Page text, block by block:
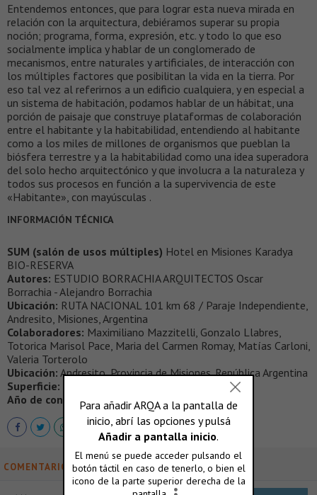
Entendemos entonces, que para lograr esta nueva mirada en
relación con la arquitectura, debiéramos superar su propia
noción; programa, forma, expresión, etc. y todo lo que eso
socialmente implica y hablar de un conglomerado de
mecanismos, entre naturales y artificiales, de interacción con
los múltiples factores que posibilitan la vida en la tierra. Por
eso tal vez al referirnos a un edificio cualquiera, y en especial a
un sistema de habitación, podamos hablar de un hábitat, una
porción de paisaje que construye plataformas de colaboración
entre el habitante y la habitabilidad, entendiendo al habitante
como a los miles de millones de organismos que pueblan la
biósfera terrestre y a la habitabilidad como una idea superadora
del solo hecho arquitectónico y que involucra a la naturaleza y
todos sus procesos en función a la supervivencia de este
«Habitante», con mayúsculas .
INFORMACIÓN TÉCNICA
SUM (salón de usos múltiples) Hotel en Misiones Karadya
BIO-RESERVA
Autores: ESTUDIO BORRACHIA ARQUITECTOS Oscar
Borrachia - Alejandro Borrachia
Ubicación: RUTA NACIONAL 101 km 68 / Paraje Independiente,
Andresito, Misiones, Argentina
Colaboradores: Maximiliano Mazzitelli, Gonzalo Llabres,
Totorica Marisol Pace, Maria del Carmen Romay, Matías Carloni,
Valeria Torterolo
Ubicación: Andresito, Provincia de Misiones. República Argentina
Superficie:
Año de construcción:2012-2013
COMENTARIOS